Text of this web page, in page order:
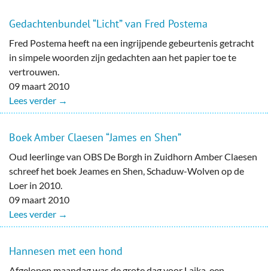
Welzijn & Maatschappij
Bedrijven
Prikbord & Aanbiedingen
Plaats bericht
Gedachtenbundel “Licht” van Fred Postema
Fred Postema heeft na een ingrijpende gebeurtenis getracht
in simpele woorden zijn gedachten aan het papier toe te
vertrouwen.
09 maart 2010
Lees verder →
Boek Amber Claesen “James en Shen”
Oud leerlinge van OBS De Borgh in Zuidhorn Amber Claesen
schreef het boek Jeames en Shen, Schaduw-Wolven op de
Loer in 2010.
09 maart 2010
Lees verder →
Hannesen met een hond